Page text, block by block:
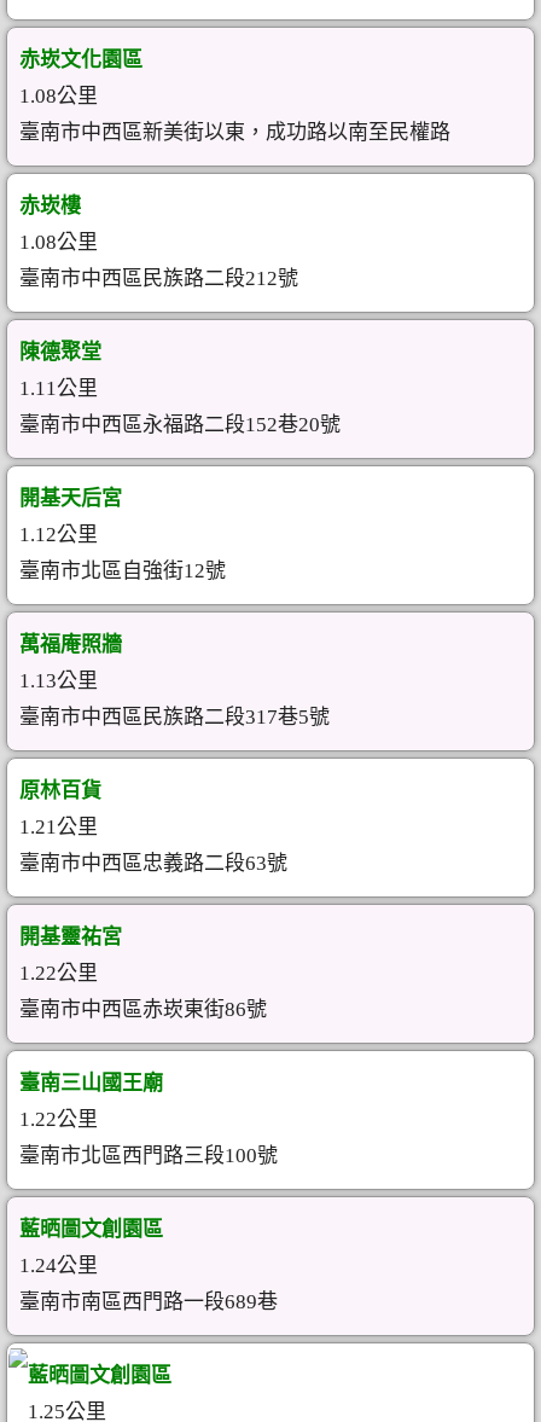
赤崁文化園區
1.08公里
臺南市中西區新美街以東，成功路以南至民權路
赤崁樓
1.08公里
臺南市中西區民族路二段212號
陳德聚堂
1.11公里
臺南市中西區永福路二段152巷20號
開基天后宮
1.12公里
臺南市北區自強街12號
萬福庵照牆
1.13公里
臺南市中西區民族路二段317巷5號
原林百貨
1.21公里
臺南市中西區忠義路二段63號
開基靈祐宮
1.22公里
臺南市中西區赤崁東街86號
臺南三山國王廟
1.22公里
臺南市北區西門路三段100號
藍晒圖文創園區
1.24公里
臺南市南區西門路一段689巷
藍晒圖文創園區
1.25公里